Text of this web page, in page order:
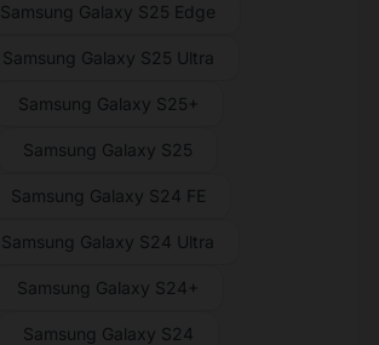
Samsung Galaxy S25 Edge
Samsung Galaxy S25 Ultra
Samsung Galaxy S25+
Samsung Galaxy S25
Samsung Galaxy S24 FE
Samsung Galaxy S24 Ultra
Samsung Galaxy S24+
Samsung Galaxy S24